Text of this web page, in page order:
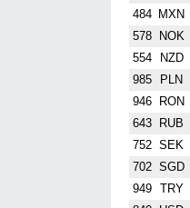
484 MXN
578 NOK
554 NZD
985 PLN
946 RON
643 RUB
752 SEK
702 SGD
949 TRY